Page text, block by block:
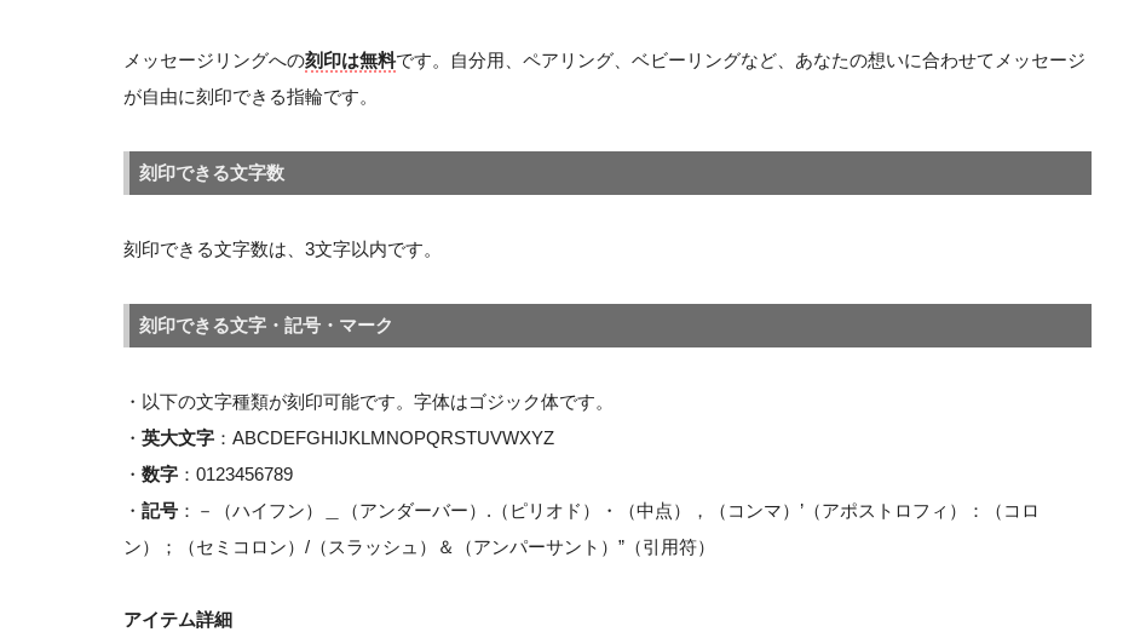
メッセージリングへの刻印は無料です。自分用、ペアリング、ベビーリングなど、あなたの想いに合わせてメッセージ
が自由に刻印できる指輪です。
刻印できる文字数
刻印できる文字数は、3文字以内です。
刻印できる文字・記号・マーク
・以下の文字種類が刻印可能です。字体はゴジック体です。
・ 英大文字 ：ABCDEFGHIJKLMNOPQRSTUVWXYZ
・ 数字 ：0123456789
・ 記号 ：－（ハイフン）＿（アンダーバー）.（ピリオド）・（中点），（コンマ）’（アポストロフィ）：（コロ
ン）；（セミコロン）/（スラッシュ）＆（アンパーサント）”（引用符）
アイテム詳細